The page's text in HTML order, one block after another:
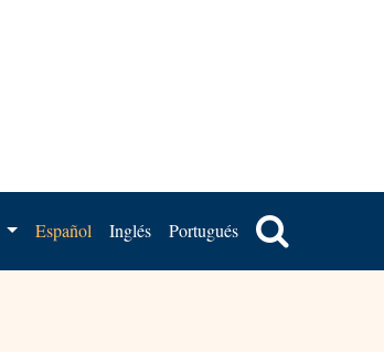
Español Inglés Portugués